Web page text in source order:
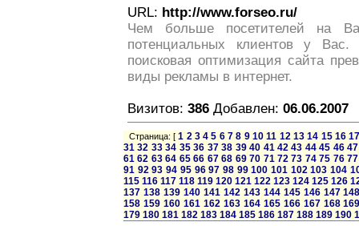
URL: http://www.forseo.ru/
Чем больше посетителей на
потенциальных клиентов у
поисковая оптимизация сайта
виды рекламы в интернет.
Визитов: 386 Добавлен: 06.06.2007
Страница: [1 2 3 4 5 6 7 8 9 10 11 12 13 14 15 16
31 32 33 34 35 36 37 38 39 40 41 42 43 44 45 46 47
61 62 63 64 65 66 67 68 69 70 71 72 73 74 75 76 77
91 92 93 94 95 96 97 98 99 100 101 102 103 104
115 116 117 118 119 120 121 122 123 124 125 126
137 138 139 140 141 142 143 144 145 146 147
158 159 160 161 162 163 164 165 166 167 168
179 180 181 182 183 184 185 186 187 188 189 190